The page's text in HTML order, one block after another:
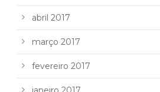
abril 2017
março 2017
fevereiro 2017